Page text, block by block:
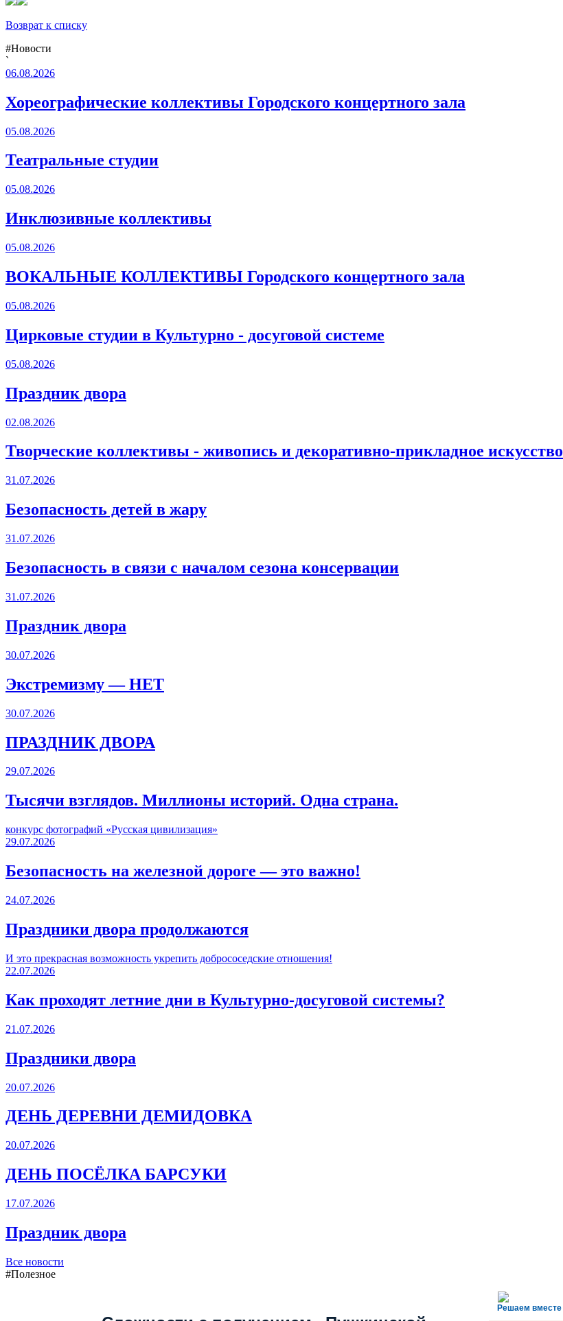
Возврат к списку
#Новости
`
06.08.2026
Хореографические коллективы Городского концертного зала
05.08.2026
Театральные студии
05.08.2026
Инклюзивные коллективы
05.08.2026
ВОКАЛЬНЫЕ КОЛЛЕКТИВЫ Городского концертного зала
05.08.2026
Цирковые студии в Культурно - досуговой системе
05.08.2026
Праздник двора
02.08.2026
Творческие коллективы - живопись и декоративно-прикладное искусство
31.07.2026
Безопасность детей в жару
31.07.2026
Безопасность в связи с началом сезона консервации
31.07.2026
Праздник двора
30.07.2026
Экстремизму — НЕТ
30.07.2026
ПРАЗДНИК ДВОРА️
29.07.2026
Тысячи взглядов. Миллионы историй. Одна страна.
конкурс фотографий «Русская цивилизация»
29.07.2026
Безопасность на железной дороге — это важно!
24.07.2026
Праздники двора продолжаются
И это прекрасная возможность укрепить добрососедские отношения!
22.07.2026
Как проходят летние дни в Культурно-досуговой системы?
21.07.2026
Праздники двора
20.07.2026
ДЕНЬ ДЕРЕВНИ ДЕМИДОВКА
20.07.2026
ДЕНЬ ПОСЁЛКА БАРСУКИ
17.07.2026
Праздник двора
Все новости
#Полезное
Решаем вместе